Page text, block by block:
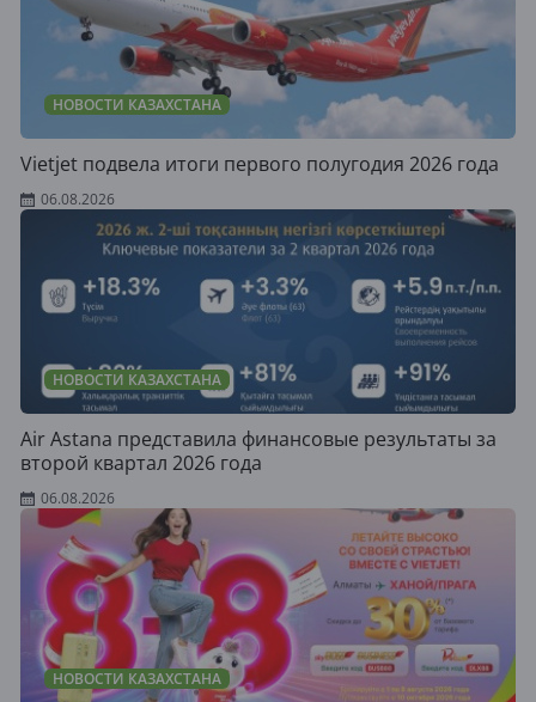
НОВОСТИ КАЗАХСТАНА
Vietjet подвела итоги первого полугодия 2026 года
06.08.2026
НОВОСТИ КАЗАХСТАНА
Air Astana представила финансовые результаты за
второй квартал 2026 года
06.08.2026
НОВОСТИ КАЗАХСТАНА